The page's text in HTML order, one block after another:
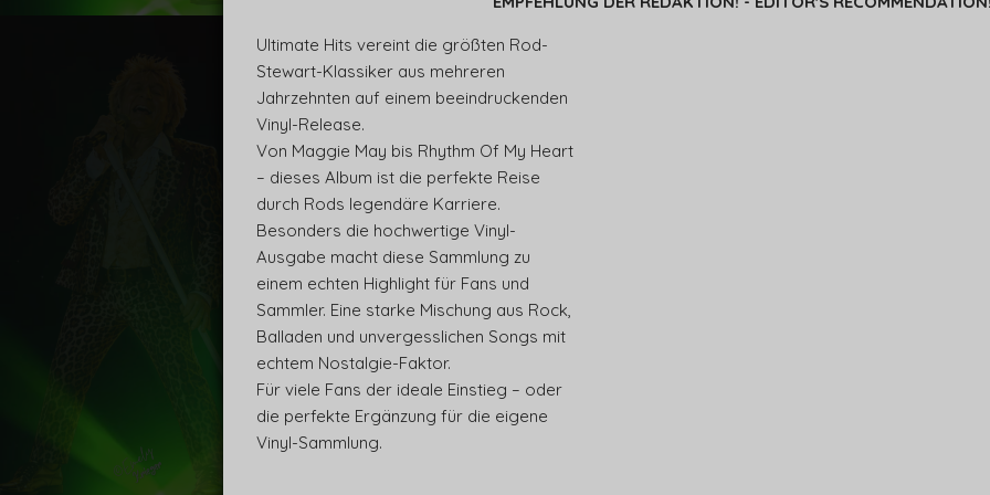
Ultimate Hits vereint die größten Rod-
Stewart-Klassiker aus mehreren
Jahrzehnten auf einem beeindruckenden
Vinyl-Release.
Von Maggie May bis Rhythm Of My Heart
– dieses Album ist die perfekte Reise
durch Rods legendäre Karriere.
Besonders die hochwertige Vinyl-
Ausgabe macht diese Sammlung zu
einem echten Highlight für Fans und
Sammler. Eine starke Mischung aus Rock,
Balladen und unvergesslichen Songs mit
echtem Nostalgie-Faktor.
Für viele Fans der ideale Einstieg – oder
die perfekte Ergänzung für die eigene
Vinyl-Sammlung.